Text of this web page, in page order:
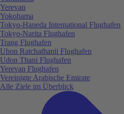
Yerevan
Yokohama
Tokyo-Haneda International Flughafen
Tokyo-Narita Flughafen
Trang Flughafen
Ubon Ratchathanii Flughafen
Udon Thani Flughafen
Yerevan Flughafen
Vereinigte Arabische Emirate
Alle Ziele im Überblick